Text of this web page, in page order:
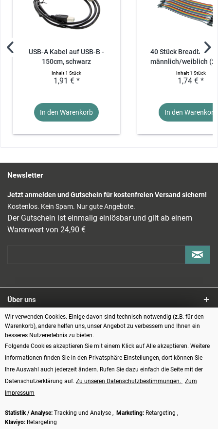
USB-A Kabel auf USB-B -
150cm, schwarz
Inhalt1 Stück
1,91 € *
In den Warenkorb
40 Stück
männlich/weiblich
Inhalt1 Stück
1,74 € *
In den Warenkorb
Newsletter
Jetzt anmelden und Gutschein für kostenfreien Versand sichern!
Kostenlos. Kein Spam. Nur gute Angebote.
Der Gutschein ist einmalig einlösbar und gilt ab einem
Warenwert von 24,90 €
Über uns
Service
Informationen
Zahlungsarten
Wir verwenden Cookies. Einige davon sind technisch notwendig (z.B. für den
Warenkorb), andere helfen uns, unser Angebot zu verbessern und Ihnen ein
besseres Nutzererlebnis zu bieten.
Folgende Cookies akzeptieren Sie mit einem Klick auf Alle akzeptieren. Weitere
Informationen finden Sie in den Privatsphäre-Einstellungen, dort können Sie
Ihre Auswahl auch jederzeit ändern. Rufen Sie dazu einfach die Seite mit der
Datenschutzerklärung auf. Zu unseren Datenschutzbestimmungen.
Zum
Impressum
Statistik / Analyse: Tracking und Analyse , Marketing: Retargeting ,
Klaviyo: Retargeting